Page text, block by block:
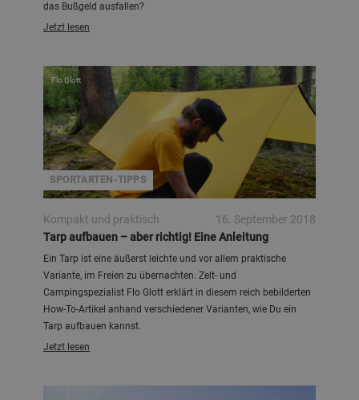
das Bußgeld ausfallen?
Jetzt lesen
SPORTARTEN-TIPPS
Flo Glott
Kompakt und praktisch
16. September 2018
Tarp aufbauen – aber richtig! Eine Anleitung
Ein Tarp ist eine äußerst leichte und vor allem praktische
Variante, im Freien zu übernachten. Zelt- und
Campingspezialist Flo Glott erklärt in diesem reich bebilderten
How-To-Artikel anhand verschiedener Varianten, wie Du ein
Tarp aufbauen kannst.
Jetzt lesen